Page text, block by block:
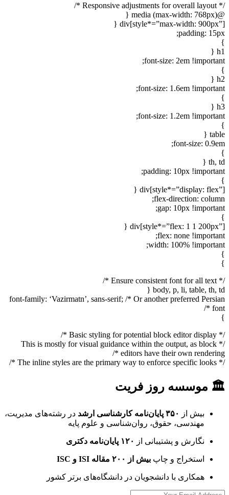
/* Responsive adjustments for overall layout */
@media (max-width: 768px) {
div[style*=”max-width: 900px”] {
padding: 15px;
}
h1 {
font-size: 2em !important;
}
h2 {
font-size: 1.6em !important;
}
h3 {
font-size: 1.2em !important;
}
table {
font-size: 0.9em;
}
th, td {
padding: 10px !important;
}
div[style*=”display: flex”] {
flex-direction: column;
gap: 10px !important;
}
div[style*=”flex: 1 1 200px”] {
flex: none !important;
width: 100% !important;
}
}
/* Ensure consistent font for all text */
body, p, li, table, th, td {
font-family: ‘Vazirmatn’, sans-serif; /* Or another preferred Persian
font */
}
/* Basic styling for potential block editor display */
/* This is mostly for visual guidance within the output, as block
editors have their own rendering */
/* The inline styles are the primary way to enforce specific looks */
🏛 موسسه روز فریت
بیش از ۳۵۰ پایان‌نامه کارشناسی ارشد
در رشته‌های مدیریت،
مهندسی، حقوق، روان‌شناسی و علوم پایه
نگارش و پشتیبانی از ۱۲۰ پایان‌نامه دکتری
استخراج و چاپ بیش از ۲۰۰ مقاله ISI و ISC
همکاری با دانشجویان در دانشگاه‌های برتر کشور